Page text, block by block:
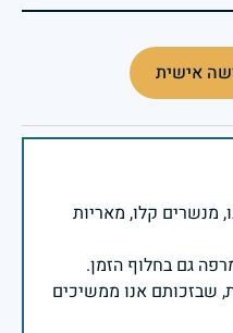
אישית
מנשרים קלו, מאריות
שבזכותם אנו ממשיכים